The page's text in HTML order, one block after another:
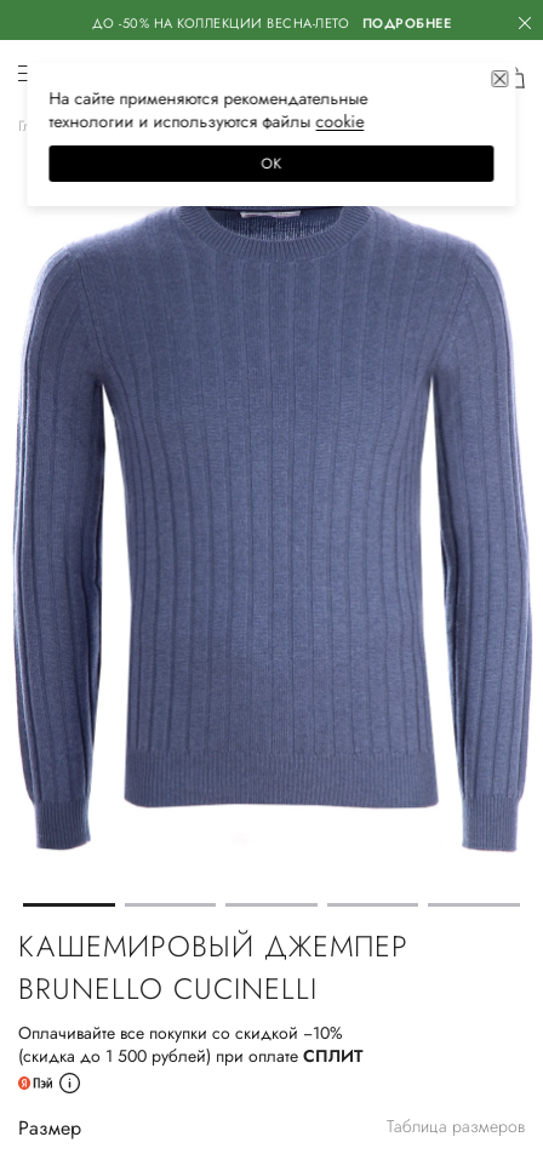
ДО -50% НА КОЛЛЕКЦИИ ВЕСНА-ЛЕТО ПОДРОБНЕЕ
Главная Мужская Одежда Трикотаж Свитеры
КАШЕМИРОВЫЙ ДЖЕМПЕР
BRUNELLO CUCINELLI
Оплачивайте все покупки со скидкой −10%
(скидка до 1 500 рублей) при оплате СПЛИТ
Размер Таблица размеров
На сайте применяются рекомендательные
технологии и используются файлысооkiе
ОК